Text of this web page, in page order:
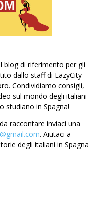
blog di riferimento per gli
dallo staff di EazyCity
Condividiamo consigli,
sul mondo degli italiani
studiano in Spagna!
raccontare inviaci una
. Aiutaci a
degli italiani in Spagna